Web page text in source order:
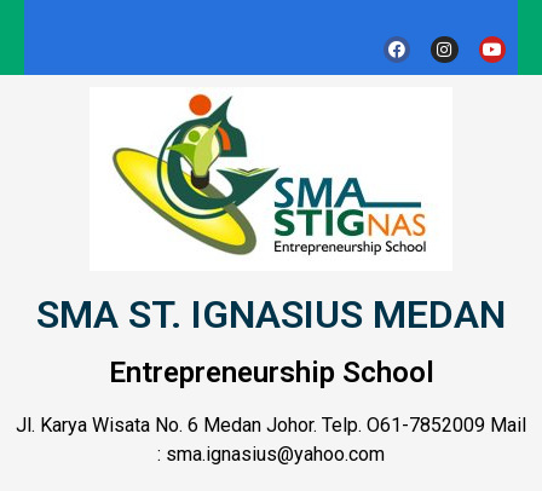
SMA ST. IGNASIUS MEDAN
Entrepreneurship School
Jl. Karya Wisata No. 6 Medan Johor. Telp. O61-7852009 Mail
: sma.ignasius@yahoo.com